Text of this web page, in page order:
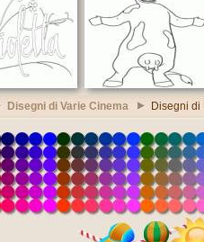
Disegni di Varie Cinema Disegni di